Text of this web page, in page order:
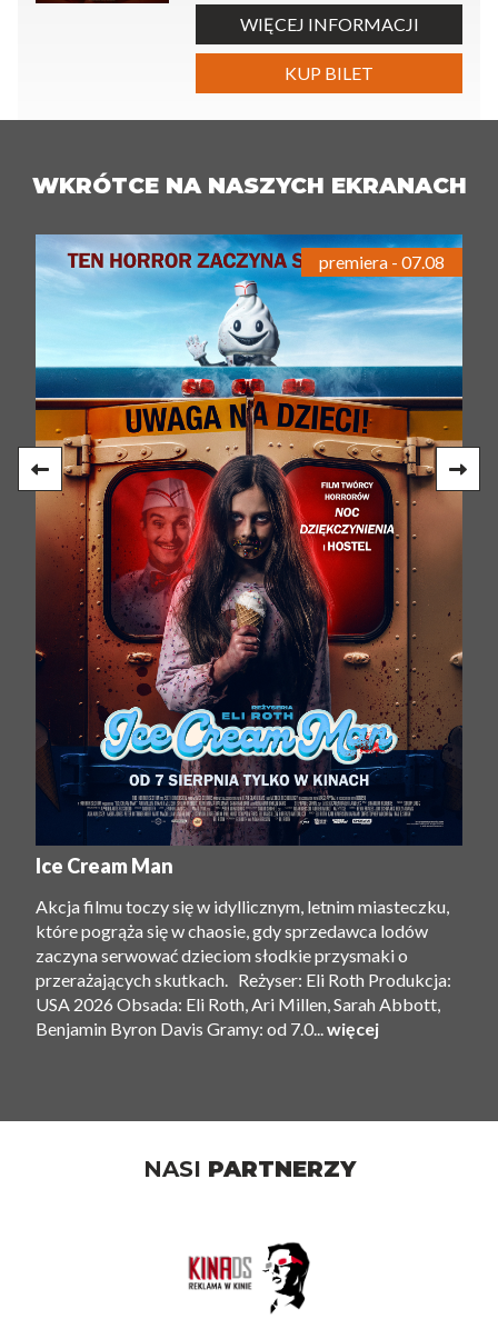
WIĘCEJ INFORMACJI
KUP BILET
WKRÓTCE NA NASZYCH EKRANACH
Ice Cream Man
Akcja filmu toczy się w idyllicznym, letnim miasteczku,
które pogrąża się w chaosie, gdy sprzedawca lodów
zaczyna serwować dzieciom słodkie przysmaki o
przerażających skutkach. Reżyser: Eli Roth Produkcja:
USA 2026 Obsada: Eli Roth, Ari Millen, Sarah Abbott,
Benjamin Byron Davis Gramy: od 7.0...więcej
premiera - 07.08
NASI PARTNERZY